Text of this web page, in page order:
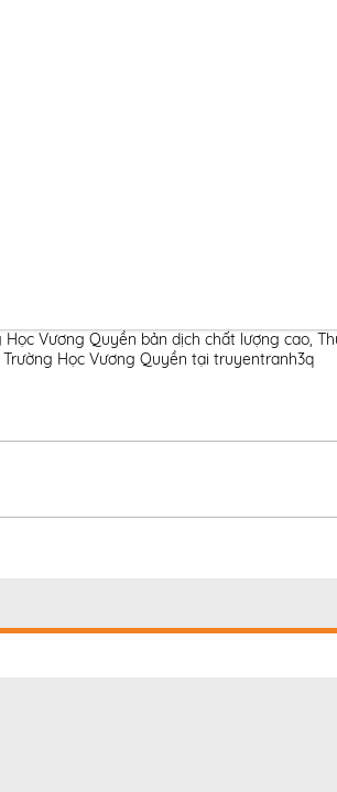
Vương Quyền bản dịch chất lượng cao,
Học Vương Quyền tại truyentranh3q